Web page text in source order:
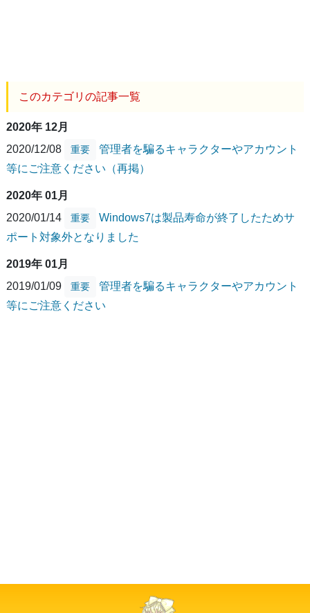
このカテゴリの記事一覧
2020年 12月
2020/12/08
重要
管理者を騙るキャラクターやアカウント
等にご注意ください（再掲）
2020年 01月
2020/01/14
重要
Windows7は製品寿命が終了したためサ
ポート対象外となりました
2019年 01月
2019/01/09
重要
管理者を騙るキャラクターやアカウント
等にご注意ください